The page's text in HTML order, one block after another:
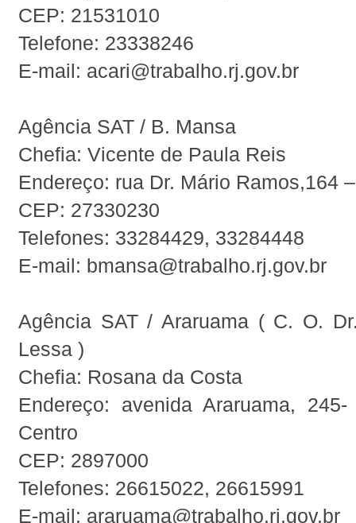
CEP: 21531010
Telefone: 23338246
E-mail: acari@trabalho.rj.gov.br
Agência SAT / B. Mansa
Chefia: Vicente de Paula Reis
Endereço: rua Dr. Mário Ramos,164
CEP: 27330230
Telefones: 33284429, 33284448
E-mail: bmansa@trabalho.rj.gov.br
Agência SAT / Araruama ( C. O.
Lessa )
Chefia: Rosana da Costa
Endereço: avenida Araruama,
Centro
CEP: 2897000
Telefones: 26615022, 26615991
E-mail: araruama@trabalho.rj.gov.br